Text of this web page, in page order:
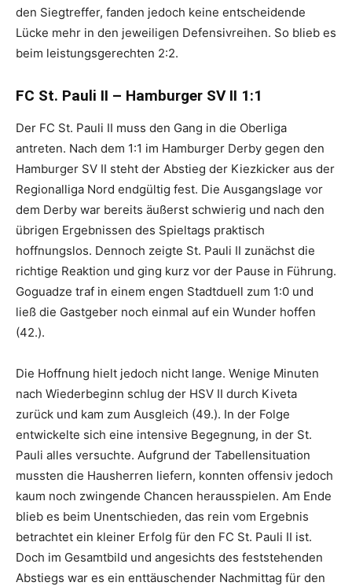
den Siegtreffer, fanden jedoch keine entscheidende
Lücke mehr in den jeweiligen Defensivreihen. So blieb es
beim leistungsgerechten 2:2.
FC St. Pauli II – Hamburger SV II 1:1
Der FC St. Pauli II muss den Gang in die Oberliga
antreten. Nach dem 1:1 im Hamburger Derby gegen den
Hamburger SV II steht der Abstieg der Kiezkicker aus der
Regionalliga Nord endgültig fest. Die Ausgangslage vor
dem Derby war bereits äußerst schwierig und nach den
übrigen Ergebnissen des Spieltags praktisch
hoffnungslos. Dennoch zeigte St. Pauli II zunächst die
richtige Reaktion und ging kurz vor der Pause in Führung.
Goguadze traf in einem engen Stadtduell zum 1:0 und
ließ die Gastgeber noch einmal auf ein Wunder hoffen
(42.).
Die Hoffnung hielt jedoch nicht lange. Wenige Minuten
nach Wiederbeginn schlug der HSV II durch Kiveta
zurück und kam zum Ausgleich (49.). In der Folge
entwickelte sich eine intensive Begegnung, in der St.
Pauli alles versuchte. Aufgrund der Tabellensituation
mussten die Hausherren liefern, konnten offensiv jedoch
kaum noch zwingende Chancen herausspielen. Am Ende
blieb es beim Unentschieden, das rein vom Ergebnis
betrachtet ein kleiner Erfolg für den FC St. Pauli II ist.
Doch im Gesamtbild und angesichts des feststehenden
Abstiegs war es ein enttäuschender Nachmittag für den